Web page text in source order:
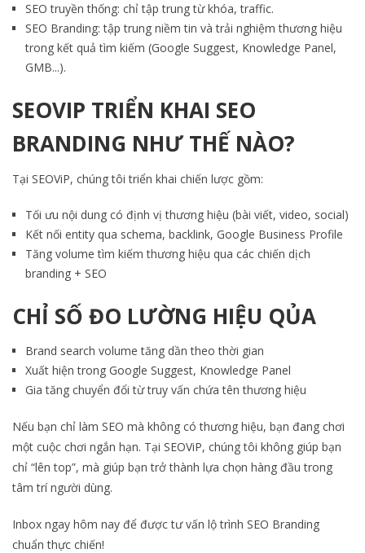
SEO truyền thống: chỉ tập trung từ khóa, traffic.
SEO Branding: tập trung niềm tin và trải nghiệm thương hiệu
trong kết quả tìm kiếm (Google Suggest, Knowledge Panel,
GMB...).
SEOVIP TRIỂN KHAI SEO
BRANDING NHƯ THẾ NÀO?
Tại SEOViP, chúng tôi triển khai chiến lược gồm:
Tối ưu nội dung có định vị thương hiệu (bài viết, video, social)
Kết nối entity qua schema, backlink, Google Business Profile
Tăng volume tìm kiếm thương hiệu qua các chiến dịch
branding + SEO
CHỈ SỐ ĐO LƯỜNG HIỆU QỦA
Brand search volume tăng dần theo thời gian
Xuất hiện trong Google Suggest, Knowledge Panel
Gia tăng chuyển đổi từ truy vấn chứa tên thương hiệu
Nếu bạn chỉ làm SEO mà không có thương hiệu, bạn đang chơi
một cuộc chơi ngắn hạn. Tại SEOViP, chúng tôi không giúp bạn
chỉ “lên top”, mà giúp bạn trở thành lựa chọn hàng đầu trong
tâm trí người dùng.
Inbox ngay hôm nay để được tư vấn lộ trình SEO Branding
chuẩn thực chiến!